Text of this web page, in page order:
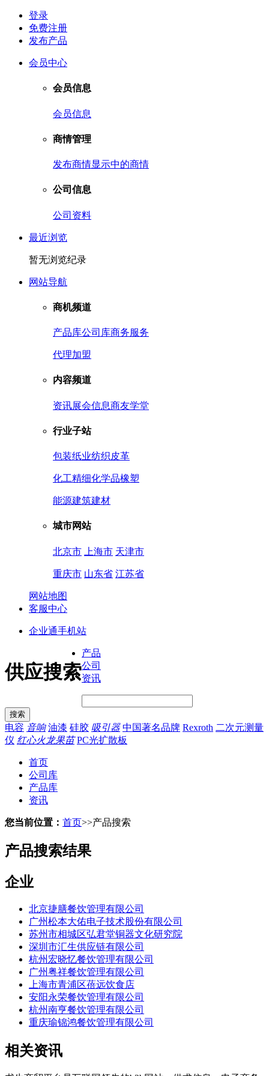
登录
免费注册
发布产品
会员中心
会员信息
会员信息
商情管理
发布商情显示中的商情
公司信息
公司资料
最近浏览
暂无浏览纪录
网站导航
商机频道
产品库公司库商务服务
代理加盟
内容频道
资讯展会信息商友学堂
行业子站
包装纸业纺织皮革
化工精细化学品橡塑
能源建筑建材
城市网站
北京市 上海市 天津市
重庆市 山东省 江苏省
网站地图
客服中心
企业通手机站
供应搜索
产品
公司
资讯
电容 音响 油漆 硅胶 吸引器 中国著名品牌 Rexroth 二次元测量
仪 红心火龙果苗 PC光扩散板
首页
公司库
产品库
资讯
您当前位置： 首页>>产品搜索
产品搜索结果
企业
北京捷膳餐饮管理有限公司
广州松本大佑电子技术股份有限公司
苏州市相城区弘君堂铜器文化研究院
深圳市汇生供应链有限公司
杭州宏晓忆餐饮管理有限公司
广州粤祥餐饮管理有限公司
上海市青浦区蓓远饮食店
安阳永荣餐饮管理有限公司
杭州南亨餐饮管理有限公司
重庆瑜锦鸿餐饮管理有限公司
相关资讯